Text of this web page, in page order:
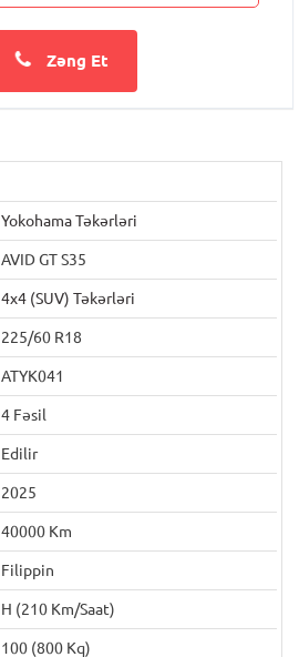
Zəng Et
Yokohama Təkərləri
AVID GT S35
4x4 (SUV) Təkərləri
225/60 R18
ATYK041
4 Fəsil
Edilir
2025
40000 Km
Filippin
H (210 Km/saat)
100 (800 Kq)